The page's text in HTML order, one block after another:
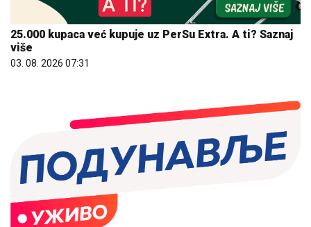
25.000 kupaca već kupuje uz PerSu Extra. A ti? Saznaj
više
03. 08. 2026 07:31